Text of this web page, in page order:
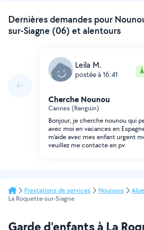
Dernières demandes pour
sur-Siagne (06) et alentours
Leila M.
postée à 16:41
Cherche Nounou
Cannes (Ranguin)
Bonjour, je cherche nounou qui
avec moi en vacances en
m'aide avec mes enfant urgent
veuillez me contacte en pv
Prestations de services Nounous
La Roquette-sur-Siagne
Garde d'enfants à La